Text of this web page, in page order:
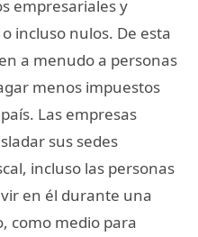
empresariales y
incluso nulos. De esta
a menudo a personas
menos impuestos
Las empresas
sus sedes
incluso las personas
en él durante una
como medio para